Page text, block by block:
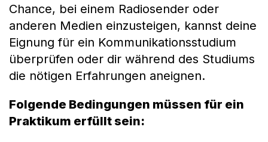
Chance, bei einem Radiosender oder
anderen Medien einzusteigen, kannst deine
Eignung für ein Kommunikationsstudium
überprüfen oder dir während des Studiums
die nötigen Erfahrungen aneignen.
Folgende Bedingungen müssen für ein
Praktikum erfüllt sein: